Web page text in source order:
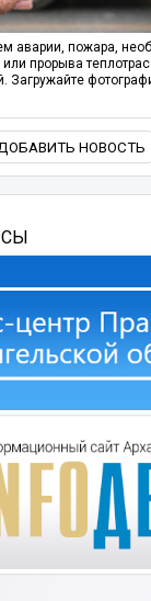
аварии, пожара,
прорыва
Загружайте
НОВОСТЬ